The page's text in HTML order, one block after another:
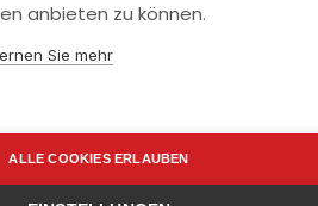
anbieten zu können.
Sie mehr
ALLE COOKIES ERLAUBEN